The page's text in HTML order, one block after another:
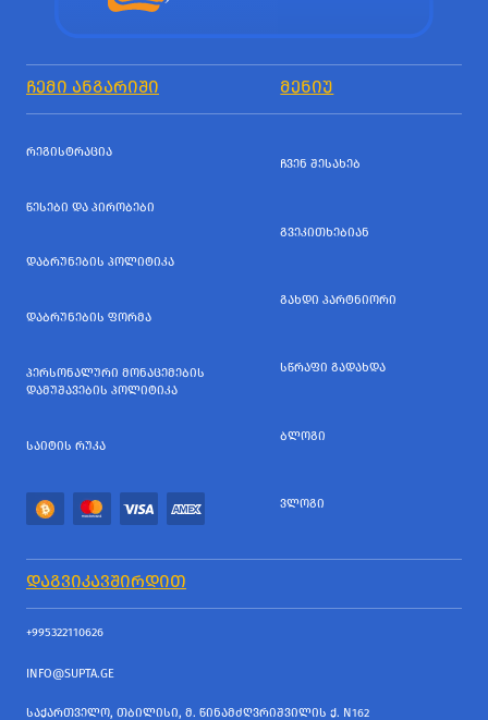
ᲩᲔᲛᲘ ᲐᲜᲒᲐᲠᲘᲨᲘ ᲛᲔᲜᲘᲣ
ᲠᲔᲒᲘᲡᲢᲠᲐᲪᲘᲐ
ᲬᲔᲡᲔᲑᲘ ᲓᲐ ᲞᲘᲠᲝᲑᲔᲑᲘ
ᲓᲐᲑᲠᲣᲜᲔᲑᲘᲡ ᲞᲝᲚᲘᲢᲘᲙᲐ
ᲓᲐᲑᲠᲣᲜᲔᲑᲘᲡ ᲤᲝᲠᲛᲐ
ᲞᲔᲠᲡᲝᲜᲐᲚᲣᲠᲘ ᲛᲝᲜᲐᲪᲔᲛᲔᲑᲘᲡ
ᲓᲐᲛᲣᲨᲐᲕᲔᲑᲘᲡ ᲞᲝᲚᲘᲢᲘᲙᲐ
ᲡᲐᲘᲢᲘᲡ ᲠᲣᲙᲐ
ᲩᲕᲔᲜ ᲨᲔᲡᲐᲮᲔᲑ
ᲒᲕᲔᲙᲘᲗᲮᲔᲑᲘᲐᲜ
ᲒᲐᲮᲓᲘ ᲞᲐᲠᲢᲜᲘᲝᲠᲘ
ᲡᲬᲠᲐᲤᲘ ᲒᲐᲓᲐᲮᲓᲐ
ᲑᲚᲝᲒᲘ
ᲕᲚᲝᲒᲘ
ᲓᲐᲒᲕᲘᲙᲐᲕᲨᲘᲠᲓᲘᲗ
+995322110626
INFO@SUPTA.GE
ᲡᲐᲥᲐᲠᲗᲕᲔᲚᲝ, ᲗᲑᲘᲚᲘᲡᲘ, Მ. ᲬᲘᲜᲐᲛᲫᲦᲕᲠᲘᲨᲕᲘᲚᲘᲡ Ქ. N162